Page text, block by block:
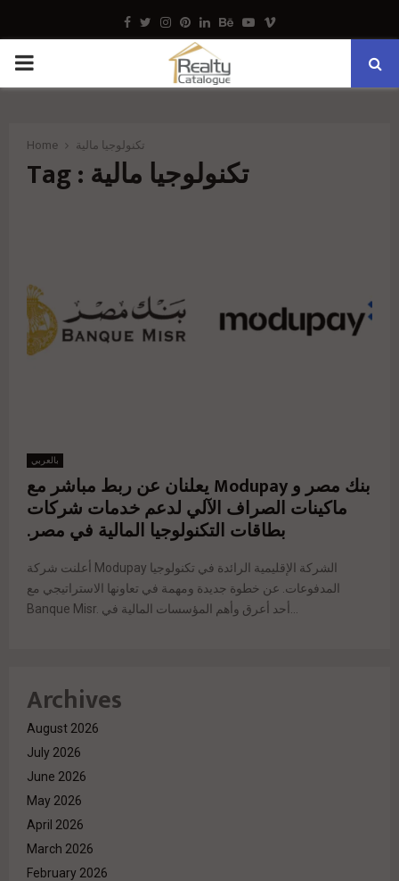
Facebook
TwitterInstagram
Pinterest
LinkedinBehance
Youtube
Vimeo
PRIMARY
Home تكنولوجيا مالية
Tag : تكنولوجيا مالية
بالعربي
بنك مصر و Modupay يعلنان عن ربط مباشر مع
ماكينات الصراف الآلي لدعم خدمات شركات
بطاقات التكنولوجيا المالية في مصر.
أعلنت شركة Modupay الشركة الإقليمية الرائدة في تكنولوجيا
المدفوعات. عن خطوة جديدة ومهمة في تعاونها الاستراتيجي مع
Archives
August 2026
July 2026
June 2026
May 2026
April 2026
March 2026
February 2026